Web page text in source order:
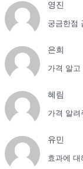
영진
궁금한점
은희
가격 알고
혜림
가격 알려
유민
효과에 대